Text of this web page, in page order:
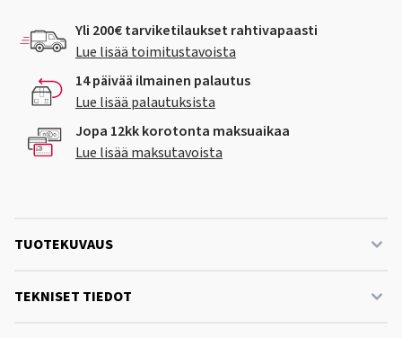
Yli 200€ tarviketilaukset rahtivapaasti
Lue lisää toimitustavoista
14 päivää ilmainen palautus
Lue lisää palautuksista
Jopa 12kk korotonta maksuaikaa
Lue lisää maksutavoista
TUOTEKUVAUS
TEKNISET TIEDOT